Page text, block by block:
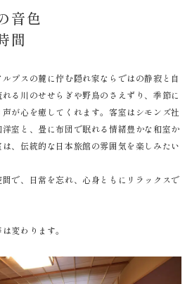
音色
間
プスの麓に佇む隠れ家ならではの静寂と自
る川のせせらぎや野鳥のさえずり、季節に
が心を癒してくれます。客室はシモンズ社
室と、畳に布団で眠れる情緒豊かな和室か
、伝統的な日本旅館の雰囲気を楽しみたい
で、日常を忘れ、心身ともにリラックスで
変わります。